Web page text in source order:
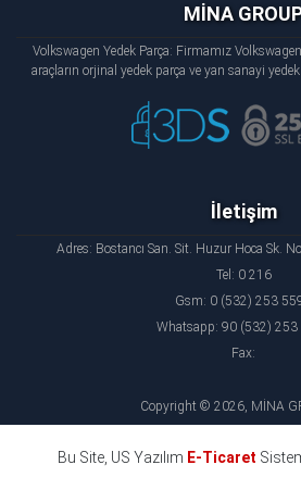
MİNA
Volkswagen Yedek Parça: Firmamız
araçların orjinal yedek parça ve yan sanayi yedek
İletişim
Adres: Bostancı San. Sit. Huzur Hoca Sk.
Tel: 0 216
Gsm: 0 (532) 253
Whatsapp: 90 (532) 253
Fax:
Copyright © 2026, MİNA
Bu Site, US Yazılım E-Ticaret